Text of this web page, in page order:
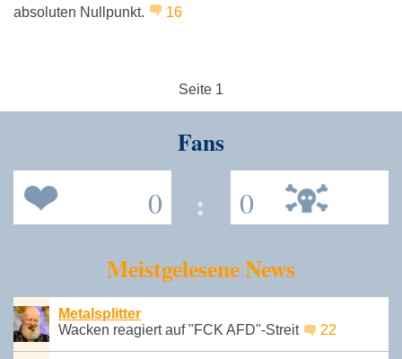
absoluten Nullpunkt.
16
Seite 1
Fans
0 : 0
Meistgelesene News
Metalsplitter
Wacken reagiert auf "FCK AFD"-Streit
22